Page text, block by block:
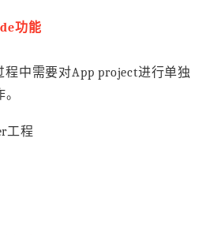
功能
程中需要对App project进行单独
工程